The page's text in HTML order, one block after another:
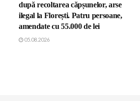
după recoltarea căpșunelor, arse
ilegal la Florești. Patru persoane,
amendate cu 55.000 de lei
05.08.2026